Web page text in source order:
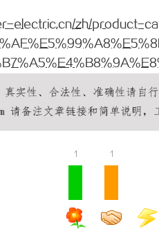
electric.cn/zh/product-
1 1